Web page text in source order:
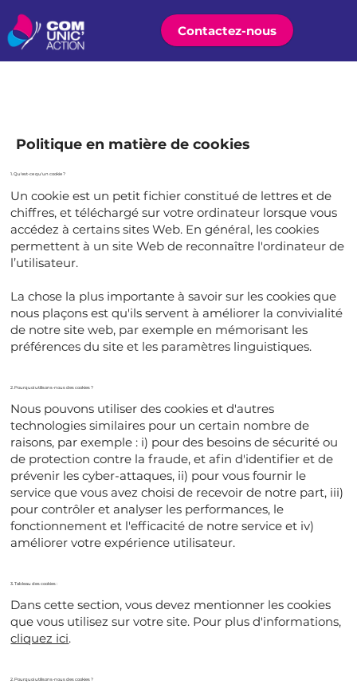
Contactez-nous
Politique en matière de cookies
1. Qu'est-ce qu'un cookie ?
Un cookie est un petit fichier constitué de lettres et de
chiffres, et téléchargé sur votre ordinateur lorsque vous
accédez à certains sites Web. En général, les cookies
permettent à un site Web de reconnaître l'ordinateur de
l’utilisateur.
La chose la plus importante à savoir sur les cookies que
nous plaçons est qu'ils servent à améliorer la convivialité
de notre site web, par exemple en mémorisant les
préférences du site et les paramètres linguistiques.
2. Pourquoi utilisons-nous des cookies ?
Nous pouvons utiliser des cookies et d'autres
technologies similaires pour un certain nombre de
raisons, par exemple : i) pour des besoins de sécurité ou
de protection contre la fraude, et afin d'identifier et de
prévenir les cyber-attaques, ii) pour vous fournir le
service que vous avez choisi de recevoir de notre part, iii)
pour contrôler et analyser les performances, le
fonctionnement et l'efficacité de notre service et iv)
améliorer votre expérience utilisateur.
3. Tableau des cookies :
Dans cette section, vous devez mentionner les cookies
que vous utilisez sur votre site. Pour plus d'informations,
cliquez ici.
2. Pourquoi utilisons-nous des cookies ?